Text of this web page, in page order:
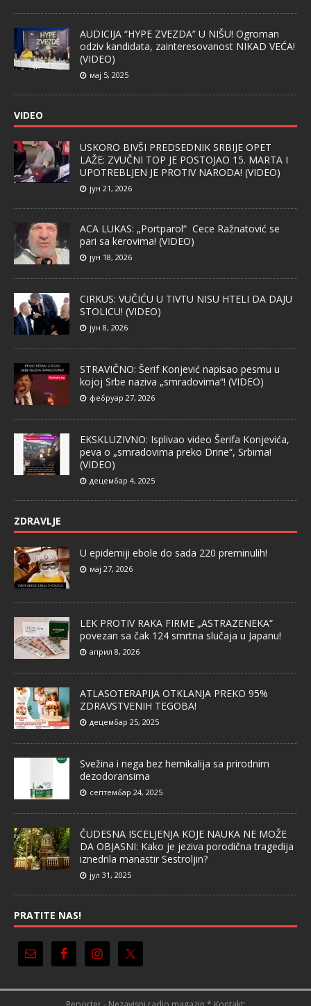
AUDICIJA “HYPE ZVEZDA” U NIŠU! Ogroman
odziv kandidata, zainteresovanost NIKAD VEĆA!
(VIDEO)
мај 5, 2025
VIDEO
USKORO BIVŠI PREDSEDNIK SRBIJE OPET
LAŽE: ZVUČNI TOP JE POSTOJAO 15. MARTA I
UPOTREBLJEN JE PROTIV NARODA! (VIDEO)
јун 21, 2026
ACA LUKAS: „Portparol“ Cece Ražnatović se
pari sa kerovima! (VIDEO)
јун 18, 2026
CIRKUS: VUČIĆU U TIVTU NISU HTELI DA DAJU
STOLICU! (VIDEO)
јун 8, 2026
STRAVIČNO: Šerif Konjević napisao pesmu u
kojoj Srbe naziva „smradovima“! (VIDEO)
фебруар 27, 2026
EKSKLUZIVNO: Isplivao video Šerifa Konjevića,
peva o „smradovima preko Drine“, Srbima!
(VIDEO)
децембар 4, 2025
ZDRAVLJE
U epidemiji ebole do sada 220 preminulih!
мај 27, 2026
LEK PROTIV RAKA FIRME „ASTRAZENEKA“
povezan sa čak 124 smrtna slučaja u Japanu!
април 8, 2026
ATLASOTERAPIJA OTKLANJA PREKO 95%
ZDRAVSTVENIH TEGOBA!
децембар 25, 2025
Svežina i nega bez hemikalija sa prirodnim
dezodoransima
септембар 24, 2025
ČUDESNA ISCELJENJA KOJE NAUKA NE MOŽE
DA OBJASNI: Kako je jeziva porodična tragedija
iznedrila manastir Sestroljin?
јул 31, 2025
PRATITE NAS!